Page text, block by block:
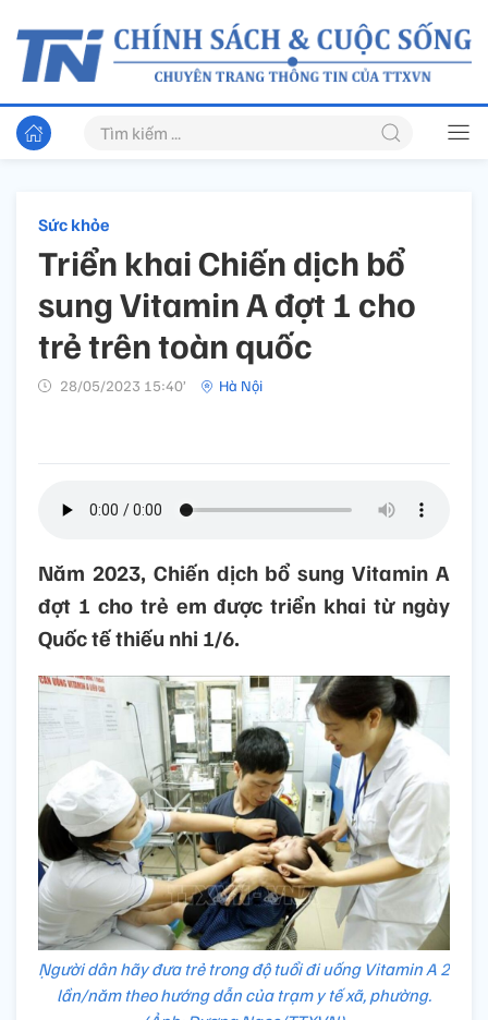
Sức khỏe
Triển khai Chiến dịch bổ
sung Vitamin A đợt 1 cho
trẻ trên toàn quốc
28/05/2023 15:40’ Hà Nội
Năm 2023, Chiến dịch bổ sung Vitamin A
đợt 1 cho trẻ em được triển khai từ ngày
Quốc tế thiếu nhi 1/6.
̣Người dân hãy đưa trẻ trong độ tuổi đi uống Vitamin A 2
lần/năm theo hướng dẫn của trạm y tế xã, phường.